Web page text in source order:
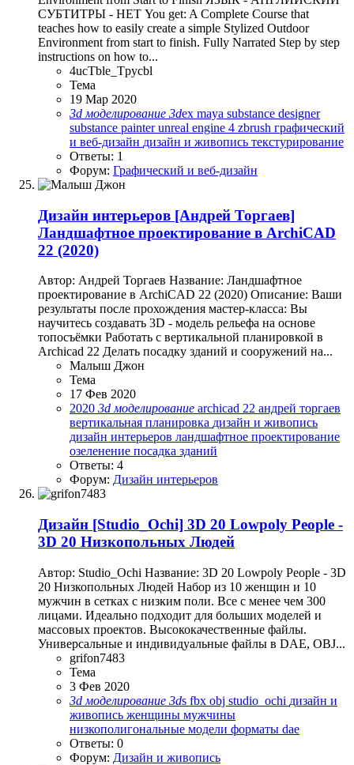
СУБТИТРЫ - НЕТ You get: A Complete Course that
teaches how to easily create a simple Stylized Outdoor
Environment from start to finish. Fully Narrated Step by step
instructions on how to...
4ucTble_Tpycbl
Тема
19 Мар 2020
3d моделирование 3dex maya substance designer
substance painterunreal engine 4 zbrush графический
и веб-дизайн дизайн и живопись текстурирование
Ответы: 1
Форум: Графический и веб-дизайн
Дизайн интерьеров [Андрей Торгаев]
Ландшафтное проектирование в ArchiCAD
22 (2020)
Автор: Андрей Торгаев Название: Ландшафтное
проектирование в ArchiCAD 22 (2020) Описание: Ваши
результаты после прохождения мастер-класса: Вы
научитесь создавать 3D - модель рельефа на основе
топосъёмки Работать с вертикальной планировкой в
Archicad 22 Делать посадку зданий и сооружений на...
Малыш Джон
Тема
17 Фев 2020
2020 3d моделирование archicad 22 андрей торгаев
вертикальная планировка дизайн и живопись
дизайн интерьеров ландшафтное проектирование
озеленение посадка зданий
Ответы: 4
Форум: Дизайн интерьеров
Дизайн [Studio_Ochi] 3D 20 Lowpoly People -
3D 20 Низкопольных Людей
Автор: Studio_Ochi Название: 3D 20 Lowpoly People - 3D
20 Низкопольных Людей Набор из 10 женщин и 10
мужчин в сетках с низким поли. Все с менее чем 300
лицами. Идеально подходит для больших моделей и
массовых проектов. Высококачественные файлы.
Универсальные и индивидуальные файлы в DAE, OBJ...
grifon7483
Тема
3 Фев 2020
3d моделирование 3ds fbx obj studio_ochi дизайн и
живопись женщины мужчины
низкополигональные модели форматы dae
Ответы: 0
Форум: Дизайн и живопись